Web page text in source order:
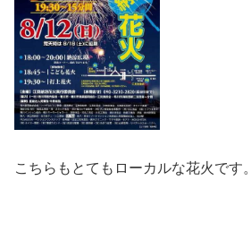
こちらもとてもローカルな花火です。